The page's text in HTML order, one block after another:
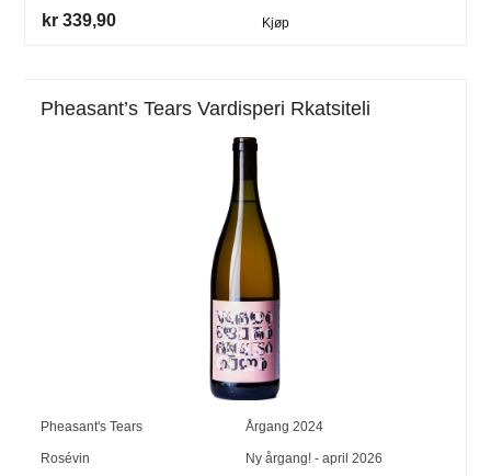
kr 339,90 Kjøp
Pheasant’s Tears Vardisperi Rkatsiteli
Pheasant's Tears Årgang 2024
Rosévin Ny årgang! - april 2026